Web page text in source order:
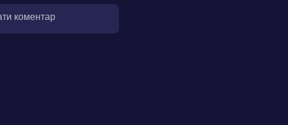
коментар